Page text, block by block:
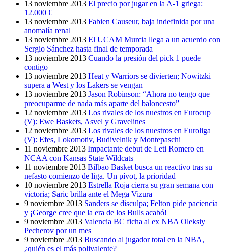
13 noviembre 2013 El precio por jugar en la A-1 griega:
12.000 €
13 noviembre 2013 Fabien Causeur, baja indefinida por una
anomalía renal
13 noviembre 2013 El UCAM Murcia llega a un acuerdo con
Sergio Sánchez hasta final de temporada
13 noviembre 2013 Cuando la presión del pick 1 puede
contigo
13 noviembre 2013 Heat y Warriors se divierten; Nowitzki
supera a West y los Lakers se vengan
13 noviembre 2013 Jason Robinson: “Ahora no tengo que
preocuparme de nada más aparte del baloncesto”
12 noviembre 2013 Los rivales de los nuestros en Eurocup
(V): Ewe Baskets, Asvel y Gravelines
12 noviembre 2013 Los rivales de los nuestros en Euroliga
(V): Efes, Lokomotiv, Budivelnik y Montepaschi
11 noviembre 2013 Impactante debut de Leti Romero en
NCAA con Kansas State Wildcats
11 noviembre 2013 Bilbao Basket busca un reactivo tras su
nefasto comienzo de liga. Un pívot, la prioridad
10 noviembre 2013 Estrella Roja cierra su gran semana con
victoria; Saric brilla ante el Mega Vizura
9 noviembre 2013 Sanders se disculpa; Felton pide paciencia
y ¡George cree que la era de los Bulls acabó!
9 noviembre 2013 Valencia BC ficha al ex NBA Oleksiy
Pecherov por un mes
9 noviembre 2013 Buscando al jugador total en la NBA,
¿quién es el más polivalente?